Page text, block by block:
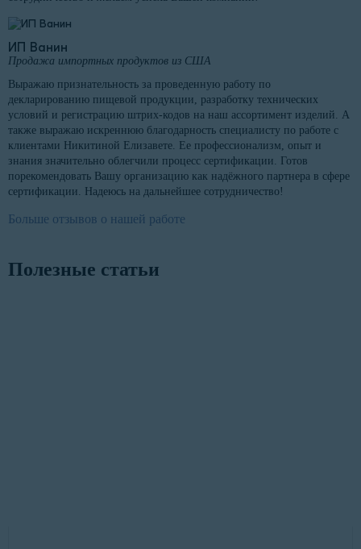
ИП Ванин
Продажа импортных продуктов из США
Выражаю признательность за проведенную работу по
декларированию пищевой продукции, разработку технических
условий и регистрацию штрих-кодов на наш ассортимент изделий. А
также выражаю искреннюю благодарность специалисту по работе с
клиентами Никитиной Елизавете. Ее профессионализм, опыт и
знания значительно облегчили процесс сертификации. Готов
порекомендовать Вашу организацию как надёжного партнера в сфере
сертификации. Надеюсь на дальнейшее сотрудничество!
Больше отзывов о нашей работе
Полезные статьи